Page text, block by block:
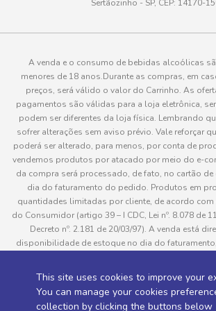
This site uses cookies to improve your
You can manage your cookies
collection by clicking the buttons below
Sertãozinho - SP, CEP: 14170-
A venda e o consumo de bebidas alcoólicas
menores de 18 anos.Durante as compras, em
preços, será válido o valor do Carrinho. As
pagamentos são válidas para a loja eletrônica,
podem ser diferentes da loja física. Lembrando
sofrer alterações sem aviso prévio. Vale reforçar
poderá ser alterado, para menos, por conta de
vendemos produtos por atacado por meio do e-
da compra será processado, de fato, no cartão
dia do faturamento do pedido. Produtos em
quantidades limitadas por cliente, de acordo com
do Consumidor (artigo 39 – I CDC, Lei nº. 8.078 de
Decreto nº. 2.181 de 20/03/97). A venda está
disponibilidade de estoque no dia do
pedido do cliente, este não será entregue e o
cobrado. As fotos dos produtos no site são